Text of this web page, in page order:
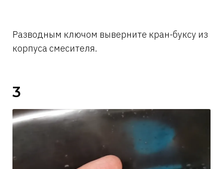
Разводным ключом выверните кран-буксу из
корпуса смесителя.
3